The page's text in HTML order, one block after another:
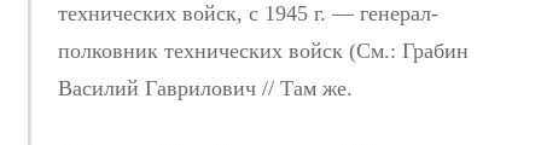
технических войск, с 1945 г. — генерал-
полковник технических войск (См.: Грабин
Василий Гаврилович // Там же.